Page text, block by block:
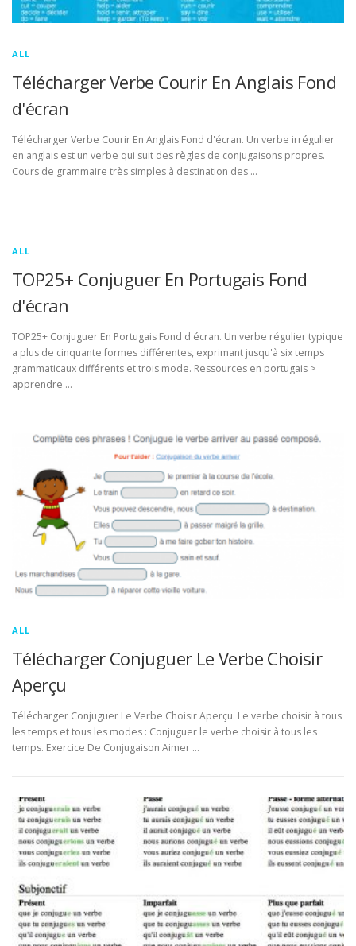
ALL
Télécharger Verbe Courir En Anglais Fond
d'écran
Télécharger Verbe Courir En Anglais Fond d'écran. Un verbe irrégulier
en anglais est un verbe qui suit des règles de conjugaisons propres.
Cours de grammaire très simples à destination des …
ALL
TOP25+ Conjuguer En Portugais Fond
d'écran
TOP25+ Conjuguer En Portugais Fond d'écran. Un verbe régulier typique
a plus de cinquante formes différentes, exprimant jusqu'à six temps
grammaticaux différents et trois mode. Ressources en portugais >
apprendre …
ALL
Télécharger Conjuguer Le Verbe Choisir
Aperçu
Télécharger Conjuguer Le Verbe Choisir Aperçu. Le verbe choisir à tous
les temps et tous les modes : Conjuguer le verbe choisir à tous les
temps. Exercice De Conjugaison Aimer …